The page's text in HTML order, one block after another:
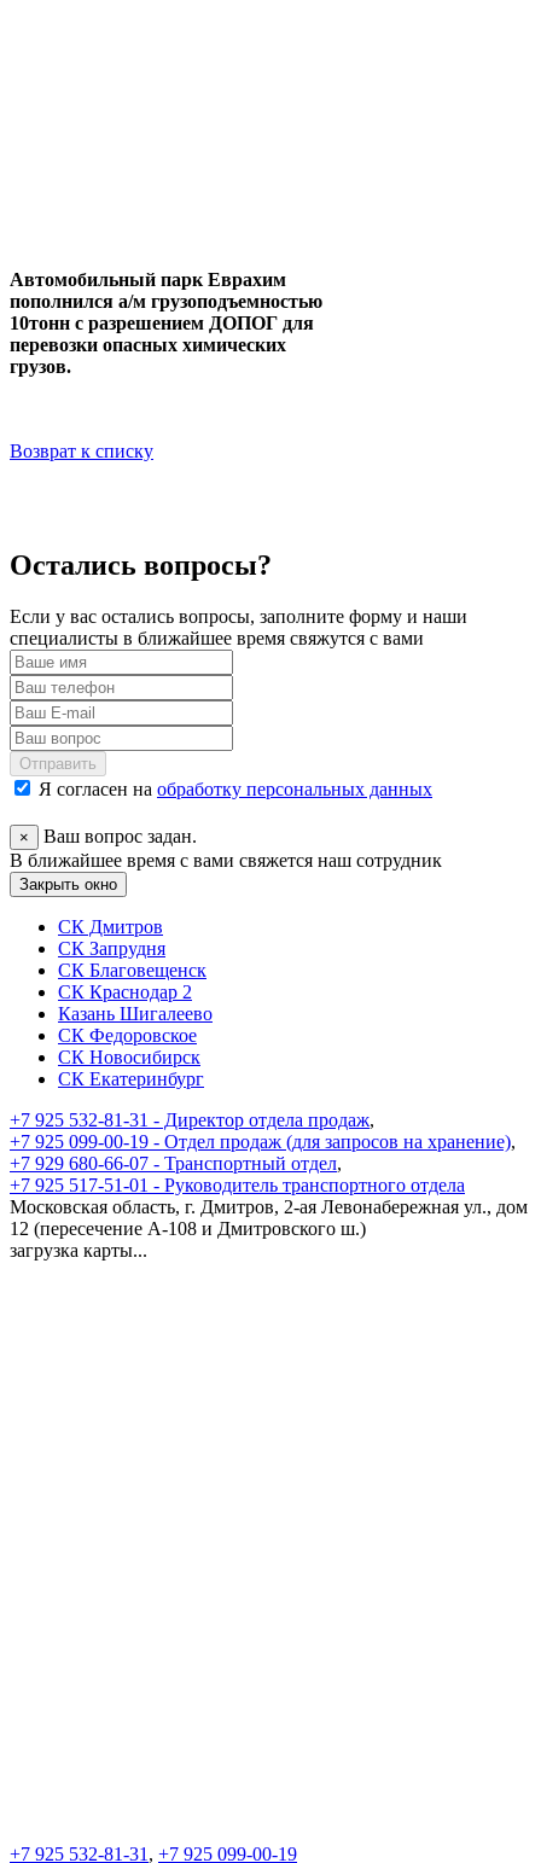
Автомобильный парк Еврахим
пополнился а/м грузоподъемностью
10тонн с разрешением ДОПОГ для
перевозки опасных химических
грузов.
Возврат к списку
Остались вопросы?
Если у вас остались вопросы, заполните форму и наши
специалисты в ближайшее время свяжутся с вами
Отправить
Я согласен на обработку персональных данных
×
Ваш вопрос задан.
В ближайшее время с вами свяжется наш сотрудник
Закрыть окно
СК Дмитров
СК Запрудня
СК Благовещенск
СК Краснодар 2
Казань Шигалеево
СК Федоровское
СК Новосибирск
СК Екатеринбург
+7 925 532-81-31 - Директор отдела продаж,
+7 925 099-00-19 - Отдел продаж (для запросов на хранение),
+7 929 680-66-07 - Транспортный отдел,
+7 925 517-51-01 - Руководитель транспортного отдела
Московская область, г. Дмитров, 2-ая Левонабережная ул., дом
12 (пересечение А-108 и Дмитровского ш.)
загрузка карты...
+7 925 532-81-31 , +7 925 099-00-19